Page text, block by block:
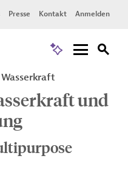
Presse Kontakt Anmelden
Wasserkraft
und